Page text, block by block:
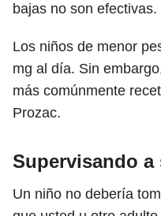
bajas no son efectivas.
Los niños de menor
mg al día. Sin
más comúnmente
Prozac.
Supervisando a
Un niño no debería